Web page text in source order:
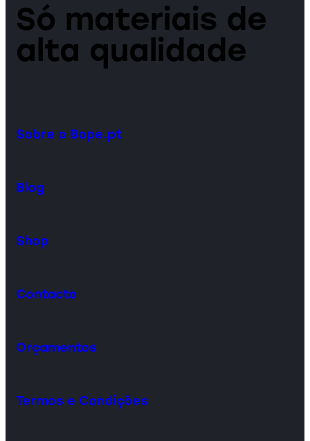
Só materiais de
alta qualidade
Sobre o Bope.pt
Blog
Shop
Contacto
Orçamentos
Termos e Condições